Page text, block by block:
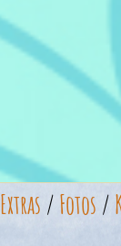
Extras / Fotos /